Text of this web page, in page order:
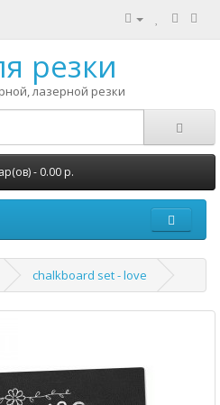
резки
лазерной резки
- 0.00 р.
chalkboard set - love